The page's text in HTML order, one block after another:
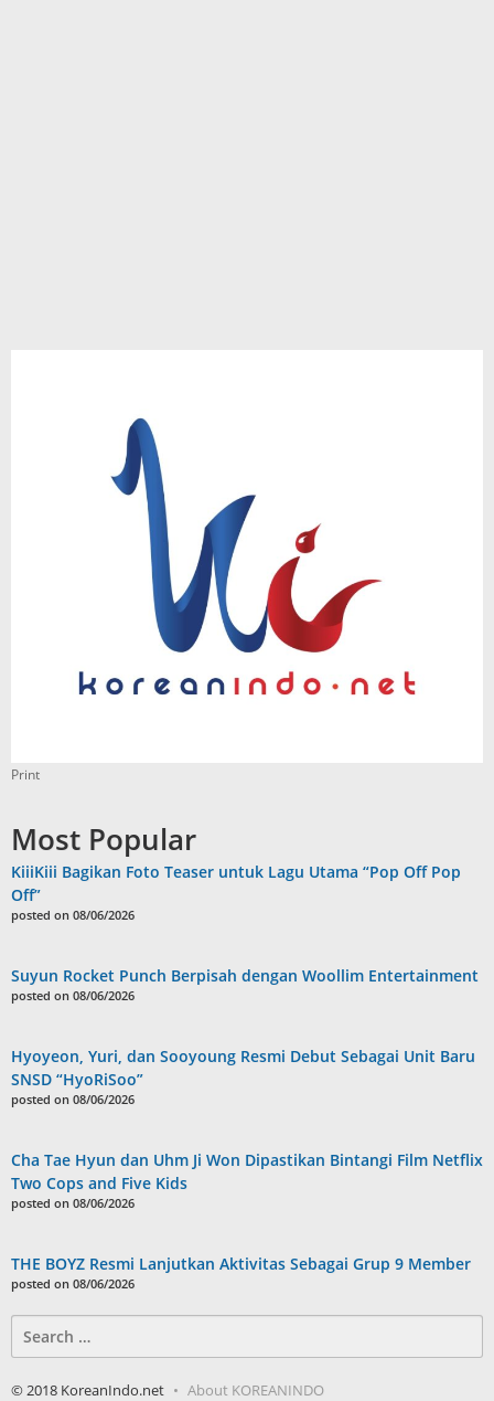
Print
Most Popular
KiiiKiii Bagikan Foto Teaser untuk Lagu Utama “Pop Off Pop
Off”
posted on 08/06/2026
Suyun Rocket Punch Berpisah dengan Woollim Entertainment
posted on 08/06/2026
Hyoyeon, Yuri, dan Sooyoung Resmi Debut Sebagai Unit Baru
SNSD “HyoRiSoo”
posted on 08/06/2026
Cha Tae Hyun dan Uhm Ji Won Dipastikan Bintangi Film Netflix
Two Cops and Five Kids
posted on 08/06/2026
THE BOYZ Resmi Lanjutkan Aktivitas Sebagai Grup 9 Member
posted on 08/06/2026
for:
© 2018 KoreanIndo.net About KOREANINDO